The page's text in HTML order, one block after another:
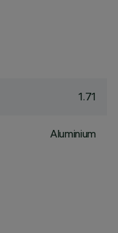
1.71
Aluminium